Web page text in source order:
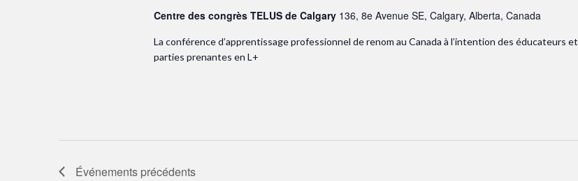
Centre des congrès TELUS de Calgary 136, 8e Avenue SE, Calgary, Alberta, Canada
La conférence d’apprentissage professionnel de renom au Canada à l’intention des éducateurs et
parties prenantes en L+
Événements précédents